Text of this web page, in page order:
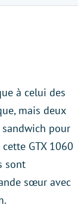
à celui des
mais deux
pour
GTX 1060
sont
sœur avec